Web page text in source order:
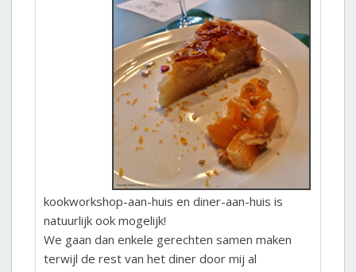
kookworkshop-aan-huis en diner-aan-huis is
natuurlijk ook mogelijk!
We gaan dan enkele gerechten samen maken
terwijl de rest van het diner door mij al